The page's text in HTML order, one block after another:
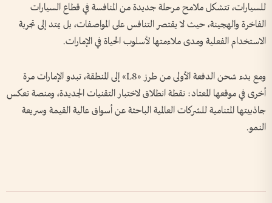
للسيارات، تتشكل ملامح مرحلة جديدة من المنافسة في قطاع السيارات
الفاخرة والهجينة، حيث لا يقتصر التنافس على المواصفات، بل يمتد إلى تجربة
الاستخدام الفعلية ومدى ملاءمتها لأسلوب الحياة في الإمارات.
ومع بدء شحن الدفعة الأولى من طرز «L8» إلى المنطقة، تبدو الإمارات مرة
أخرى في موقعها المعتاد: نقطة انطلاق لاختبار التقنيات الجديدة، ومنصة تعكس
جاذبيتها المتنامية للشركات العالمية الباحثة عن أسواق عالية القيمة وسريعة
النمو.